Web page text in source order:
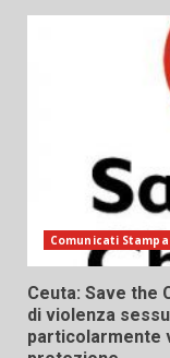
Comunicati Stampa
Ceuta: Save the
di violenza
particolarmente